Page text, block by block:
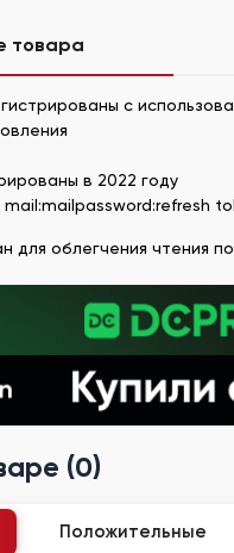
товара
с
в 2022 году
для облегчения чтения
(0)
Положительные